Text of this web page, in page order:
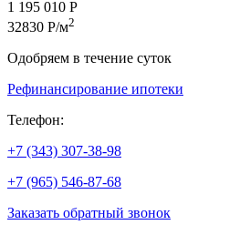
1 195 010 Р
32830 Р/м2
Одобряем в течение суток
Рефинансирование ипотеки
Телефон:
+7 (343) 307-38-98
+7 (965) 546-87-68
Заказать обратный звонок